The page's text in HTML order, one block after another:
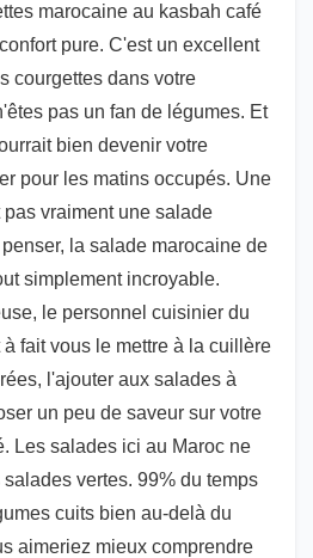
marocaine au kasbah café
pure. C'est un excellent
courgettes dans votre
pas un fan de légumes. Et
bien devenir votre
pour les matins occupés. Une
vraiment une salade
la salade marocaine de
simplement incroyable.
le personnel cuisinier du
fait vous le mettre à la cuillère
l'ajouter aux salades à
un peu de saveur sur votre
Les salades ici au Maroc ne
vertes. 99% du temps
cuits bien au-delà du
aimeriez mieux comprendre